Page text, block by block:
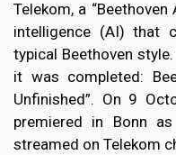
Telekom, a
intelligence (AI) that
typical Beethoven
it was completed:
Unfinished”. On 9
premiered in Bonn
streamed on Telekom